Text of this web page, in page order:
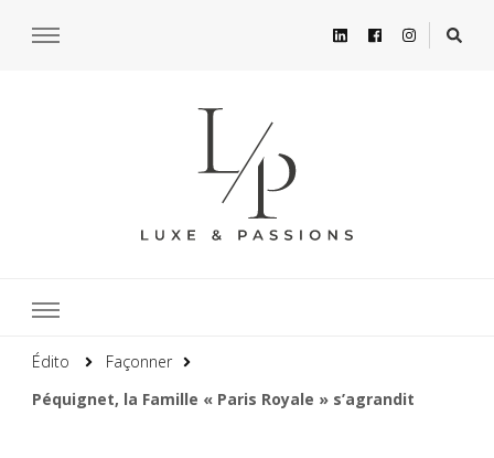
Édito
Façonner
Péquignet, la Famille « Paris Royale » s’agrandit